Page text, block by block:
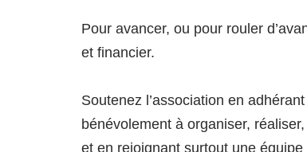
Pour avancer, ou pour rouler
et financier.
Soutenez l’association en
bénévolement à organiser,
et en rejoignant surtout une équipe